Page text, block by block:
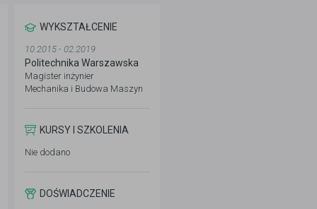
WYKSZTAŁCENIE
10.2015 - 02.2019
Politechnika Warszawska
Magister inżynier
Mechanika i Budowa Maszyn
KURSY I SZKOLENIA
Nie dodano
DOŚWIADCZENIE